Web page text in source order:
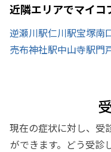
近隣エリアでマイコ
逆瀬川駅仁川駅宝塚南
売布神社駅中山寺駅門
現在の症状に対し、受
ができます。どう受診